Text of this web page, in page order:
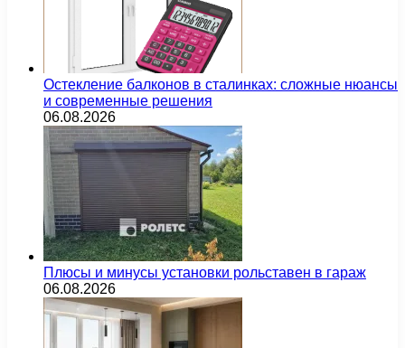
Остекление балконов в сталинках: сложные нюансы
и современные решения
06.08.2026
Плюсы и минусы установки рольставен в гараж
06.08.2026